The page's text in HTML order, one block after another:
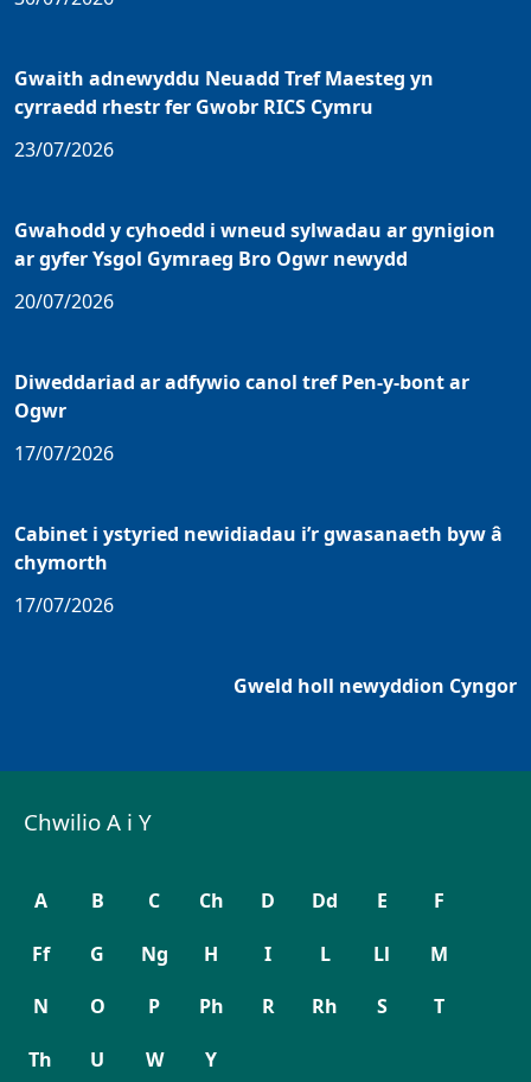
Gwaith adnewyddu Neuadd Tref Maesteg yn
cyrraedd rhestr fer Gwobr RICS Cymru
23/07/2026
Gwahodd y cyhoedd i wneud sylwadau ar gynigion
ar gyfer Ysgol Gymraeg Bro Ogwr newydd
20/07/2026
Diweddariad ar adfywio canol tref Pen-y-bont ar
Ogwr
17/07/2026
Cabinet i ystyried newidiadau i’r gwasanaeth byw â
chymorth
17/07/2026
Gweld holl newyddion Cyngor
Chwilio A i Y
A B C Ch D Dd E F
Ff G Ng H I L Ll M
N O P Ph R Rh S T
Th U W Y